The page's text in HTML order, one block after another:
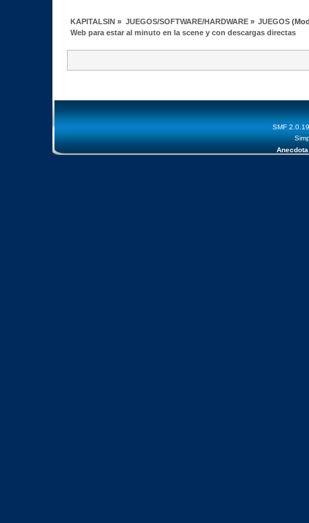
KAPITALSIN » JUEGOS/SOFTWARE/HARDWARE» JUEGOS
Web para estar al minuto en la scene y con descargas directas
SMF 2.0.19
Anecdota